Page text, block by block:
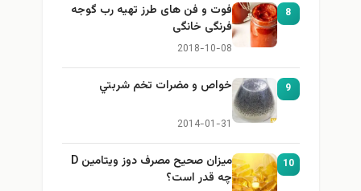
8
فوت و فن های طرز تهیه رب گوجه
فرنگی خانگی
2018-10-08
9 خواص و مضرات تخم شربتي
2014-01-31
10
میزان صحیح مصرف دوز ویتامین D
چه قدر است؟